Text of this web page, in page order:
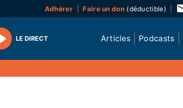
Adhérer Faire un don(déductible)
Play
LE DIRECT Articles Podcasts